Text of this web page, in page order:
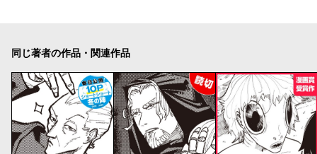
同じ著者の作品・関連作品